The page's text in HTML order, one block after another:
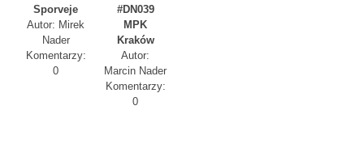
Sporveje
Autor: Mirek
Nader
Komentarzy:
0
#DN039
MPK
Kraków
Autor:
Marcin Nader
Komentarzy:
0